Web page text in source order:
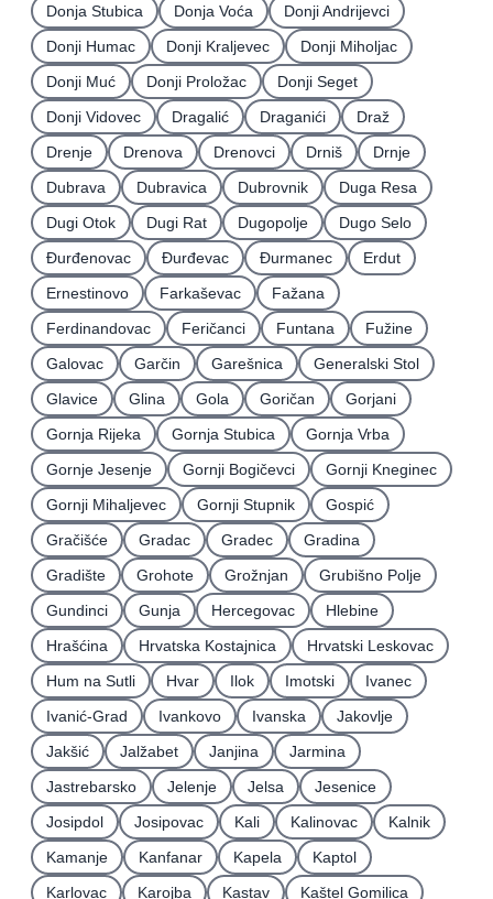
Donja Stubica
Donja Voća
Donji Andrijevci
Donji Humac
Donji Kraljevec
Donji Miholjac
Donji Muć
Donji Proložac
Donji Seget
Donji Vidovec
Dragalić Draganići
Draž
Drenje
Drenova Drenovci Drniš
Drnje
Dubrava
Dubravica Dubrovnik
Duga Resa
Dugi Otok
Dugi Rat Dugopolje
Dugo Selo
Ðurđenovac
Ðurđevac Ðurmanec
Erdut
Ernestinovo
Farkaševac
Fažana
Ferdinandovac
Feričanci Funtana
Fužine
Galovac
Garčin Garešnica
Generalski Stol
Glavice
Glina Gola Goričan
Gorjani
Gornja Rijeka
Gornja Stubica
Gornja Vrba
Gornje Jesenje
Gornji Bogičevci
Gornji Kneginec
Gornji Mihaljevec
Gornji Stupnik
Gospić
Gračišće
Gradac Gradec
Gradina
Gradište
Grohote Grožnjan
Grubišno Polje
Gundinci
Gunja Hercegovac
Hlebine
Hrašćina
Hrvatska Kostajnica
Hrvatski Leskovac
Hum na Sutli
Hvar Ilok Imotski
Ivanec
Ivanić-Grad
Ivankovo Ivanska
Jakovlje
Jakšić
Jalžabet Janjina
Jarmina
Jastrebarsko
Jelenje Jelsa
Jesenice
Josipdol
Josipovac Kali Kalinovac
Kalnik
Kamanje
Kanfanar Kapela
Kaptol
Karlovac
Karojba Kastav Kaštel Gomilica